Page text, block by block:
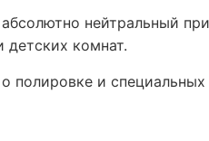
нейтральный
детских комнат.
о полировке и